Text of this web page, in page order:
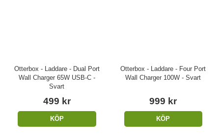
Otterbox - Laddare - Dual Port
Wall Charger 65W USB-C -
Svart
499 kr
KÖP
Otterbox - Laddare - Four Port
Wall Charger 100W - Svart
999 kr
KÖP